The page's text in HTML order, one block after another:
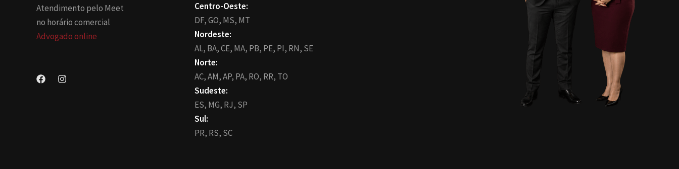
Atendimento pelo Meet
no horário comercial
Advogado online
Centro-Oeste:
DF,GO, MS, MT
Nordeste:
AL, BA,CE, MA, PB, PE, PI, RN, SE
Norte:
AC,AM,AP, PA, RO, RR, TO
Sudeste:
ES, MG, RJ, SP
Sul:
PR, RS, SC